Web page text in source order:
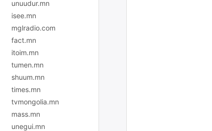
unuudur.mn
isee.mn
mglradio.com
fact.mn
itoim.mn
tumen.mn
shuum.mn
times.mn
tvmongolia.mn
mass.mn
unegui.mn